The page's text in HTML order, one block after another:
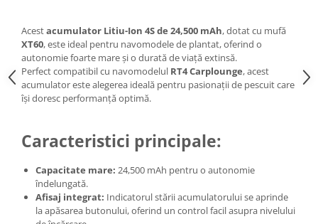
Acestacumulator Litiu-Ion 4S de 24,500 mAh, dotat cu mufă
XT60, este ideal pentru navomodele de plantat, oferind o
autonomie foarte mare și o durată de viață extinsă.
Perfect compatibil cu navomodelul RT4 Carplounge, acest
acumulator este alegerea ideală pentru pasionații de pescuit care
își doresc performanță optimă.
Caracteristici principale:
Capacitate mare: 24,500 mAh pentru o autonomie
îndelungată.
Afisaj integrat: Indicatorul stării acumulatorului se aprinde
la apăsarea butonului, oferind un control facil asupra nivelului